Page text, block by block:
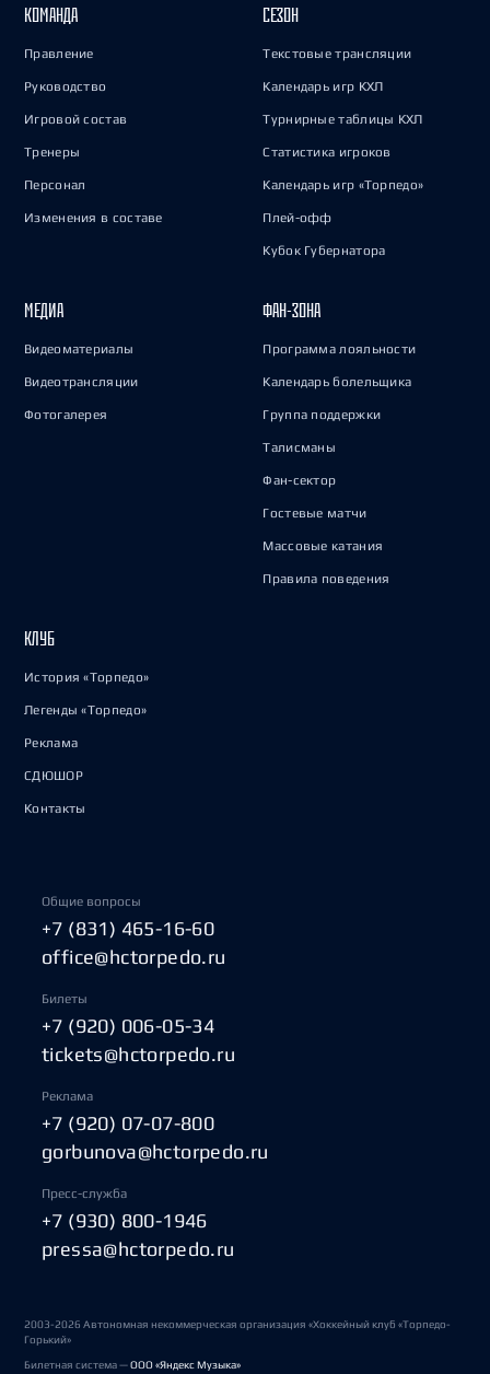
КОМАНДА
Правление
Руководство
Игровой состав
Тренеры
Персонал
Изменения в составе
СЕЗОН
Текстовые трансляции
Календарь игр КХЛ
Турнирные таблицы КХЛ
Статистика игроков
Календарь игр «Торпедо»
Плей-офф
Кубок Губернатора
МЕДИА
Видеоматериалы
Видеотрансляции
Фотогалерея
ФАН-ЗОНА
Программа лояльности
Календарь болельщика
Группа поддержки
Талисманы
Фан-сектор
Гостевые матчи
Массовые катания
Правила поведения
КЛУБ
История «Торпедо»
Легенды «Торпедо»
Реклама
СДЮШОР
Контакты
Общие вопросы
+7 (831) 465-16-60
office@hctorpedo.ru
Билеты
+7 (920) 006-05-34
tickets@hctorpedo.ru
Реклама
+7 (920) 07-07-800
gorbunova@hctorpedo.ru
Пресс-служба
+7 (930) 800-1946
pressa@hctorpedo.ru
2003-2026 Автономная некоммерческая организация «Хоккейный клуб «Торпедо-
Горький»
Билетная система —ООО «Яндекс Музыка»